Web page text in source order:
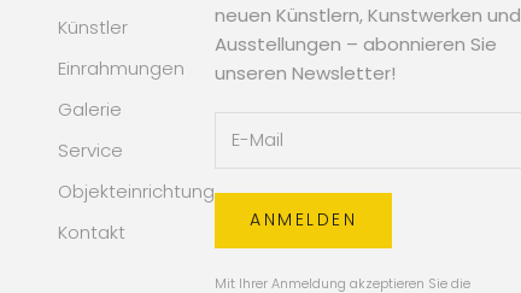
Künstler
Einrahmungen
Galerie
Service
Objekteinrichtung
Kontakt
neuen Künstlern, Kunstwerken und
Ausstellungen – abonnieren Sie
unseren Newsletter!
ANMELDEN
Mit Ihrer Anmeldung akzeptieren Sie die